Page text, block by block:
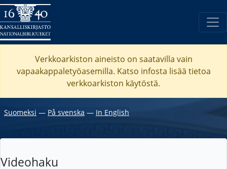
Verkkoarkiston aineisto on saatavilla vain
vapaakappaletyöasemilla. Katso infosta lisää tietoa
verkkoarkiston käytöstä.
Suomeksi ― På svenska ― In English
Videohaku